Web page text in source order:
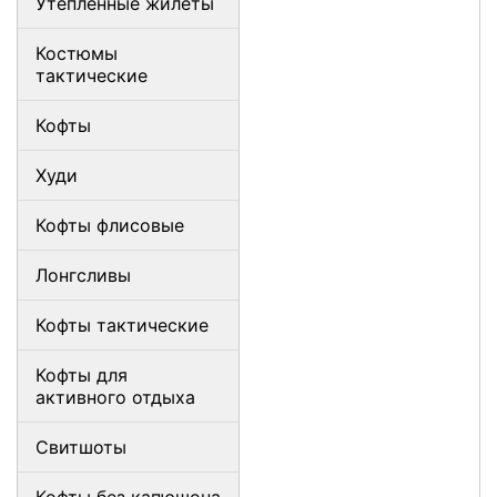
Костюмы
тактические
Кофты
Худи
Кофты флисовые
Лонгсливы
Кофты тактические
Кофты для
активного отдыха
Свитшоты